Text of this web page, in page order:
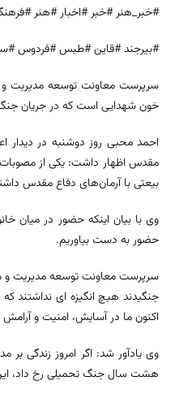
#خبر_هنر #خبر #اخبار #هنر
#بیرجند #قاین #طبس #فردوس
سرپرست معاونت توسعه مدیریت و
خون شهدایی است که در جریان جنگ
احمد محبی روز دوشنبه در دیدار
مقدس اظهار داشت: یکی از مصوبات
بیعتی با آرمان‌های دفاع مقدس
وی با بیان اینکه حضور در میان
حضور به دست بیاوریم.
سرپرست معاونت توسعه مدیریت و
جنگیدند هیچ انگیزه ای نداشتند
اکنون ما در آسایش، امنیت و آرامش
هشت سال جنگ تحمیلی رخ داد،